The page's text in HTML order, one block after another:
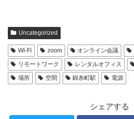
Uncategorized
Wi-Fi zoom オンライン会議
リモートワーク
レンタルオフィス
場所
空間 錦糸町駅 電源
シェアする